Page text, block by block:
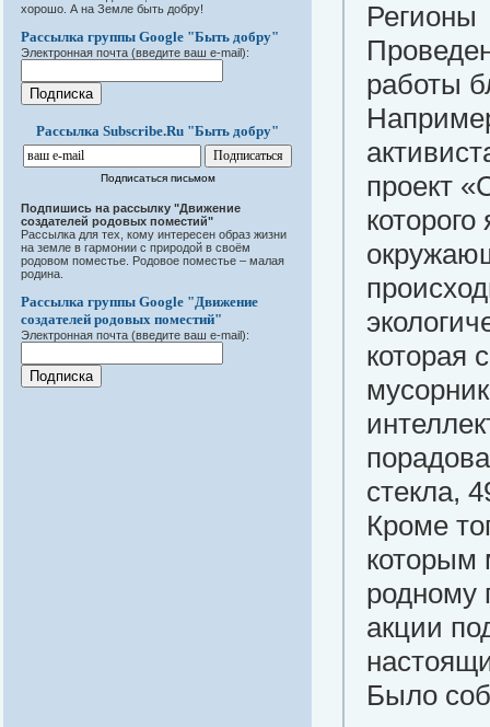
хорошо. А на Земле быть добру!
Рассылка группы Google "Быть добру"
Электронная почта (введите ваш e-mail):
Рассылка Subscribe.Ru "Быть добру"
Подписаться письмом
Подпишись на рассылку "Движение
создателей родовых поместий"
Рассылка для тех, кому интересен образ жизни
на земле в гармонии с природой в своём
родовом поместье. Родовое поместье – малая
родина.
Рассылка группы Google "Движение
создателей родовых поместий"
Электронная почта (введите ваш e-mail):
Регионы
работы
проект
которая
стекла,
Кроме
которым
родному
акции
Было